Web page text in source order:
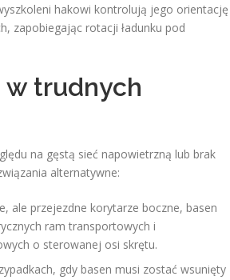
hakowi kontrolują jego orientację
zapobiegając rotacji ładunku pod
trudnych
na gęstą sieć napowietrzną lub brak
alternatywne:
ale przejezdne korytarze boczne, basen
ram transportowych i
o sterowanej osi skrętu.
gdy basen musi zostać wsunięty